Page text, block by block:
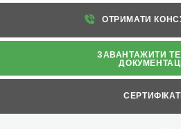
ОТРИМАТИ
ЗАВАНТАЖИТИ